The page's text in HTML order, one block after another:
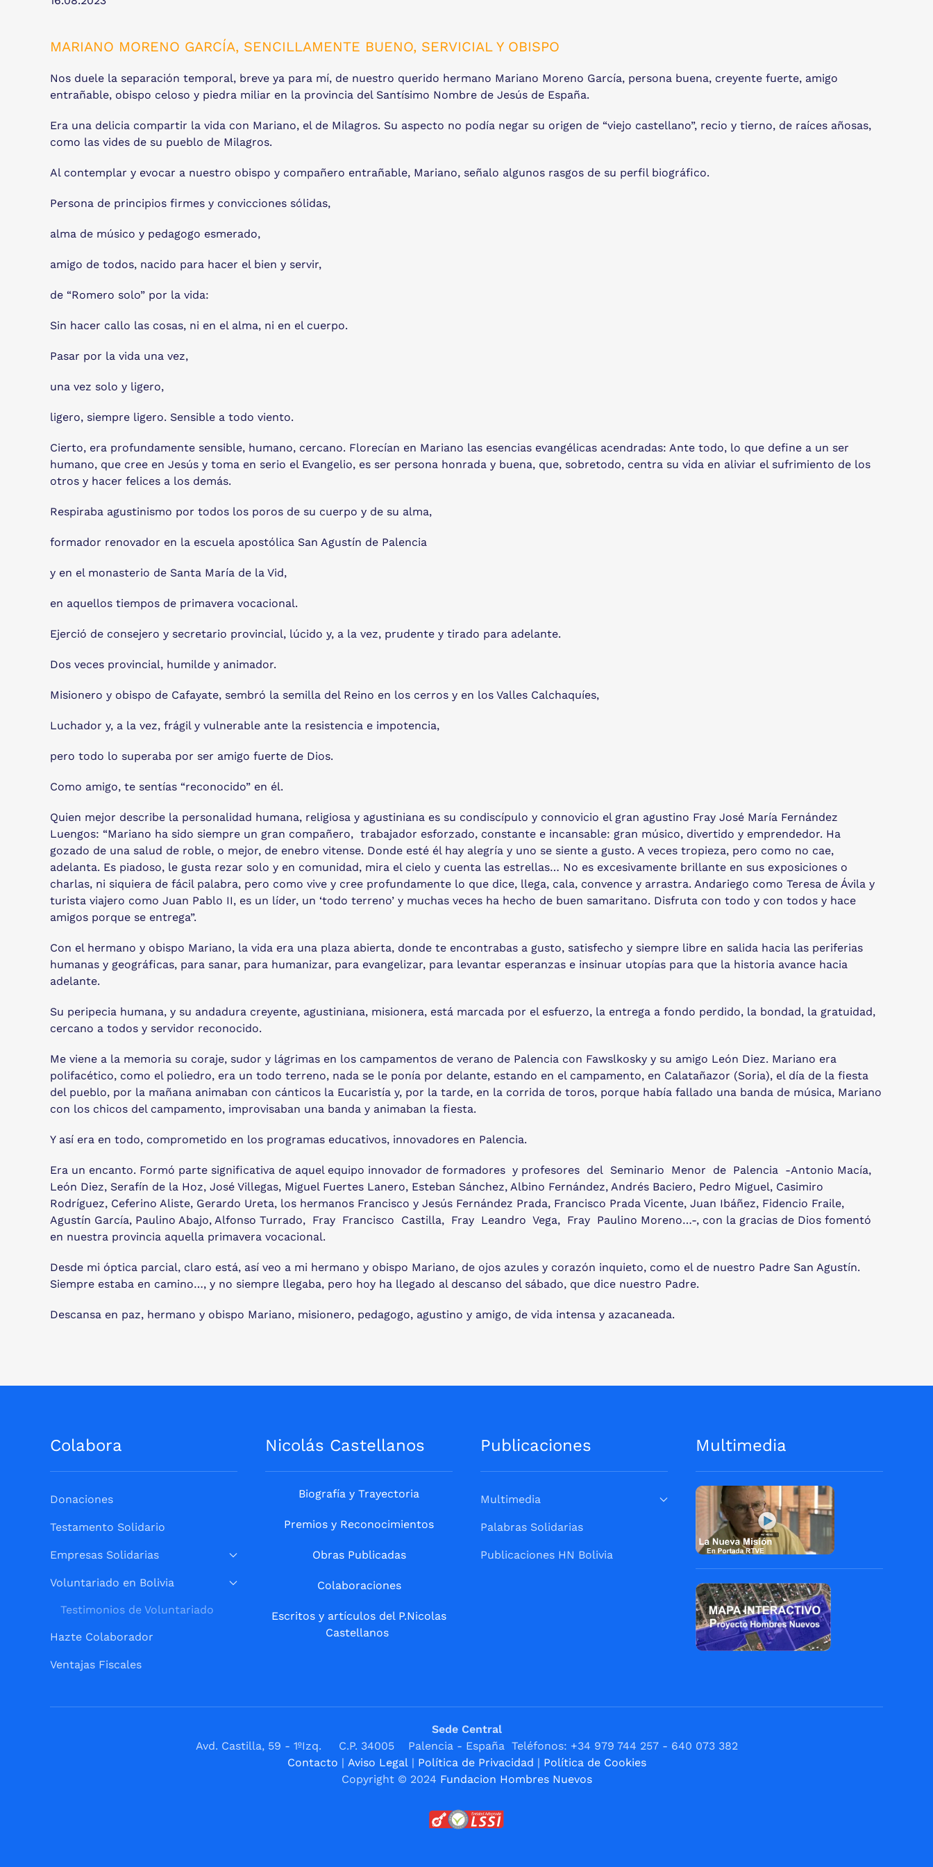
MARIANO MORENO GARCÍA, SENCILLAMENTE BUENO, SERVICIAL Y OBISPO
Nos duele la separación temporal, breve ya para mí, de nuestro querido hermano Mariano Moreno García, persona buena, creyente fuerte, amigo
entrañable, obispo celoso y piedra miliar en la provincia del Santísimo Nombre de Jesús de España.
Era una delicia compartir la vida con Mariano, el de Milagros. Su aspecto no podía negar su origen de “viejo castellano”, recio y tierno, de raíces añosas,
como las vides de su pueblo de Milagros.
Al contemplar y evocar a nuestro obispo y compañero entrañable, Mariano, señalo algunos rasgos de su perfil biográfico.
Persona de principios firmes y convicciones sólidas,
alma de músico y pedagogo esmerado,
amigo de todos, nacido para hacer el bien y servir,
de “Romero solo” por la vida:
Sin hacer callo las cosas, ni en el alma, ni en el cuerpo.
Pasar por la vida una vez,
una vez solo y ligero,
ligero, siempre ligero. Sensible a todo viento.
Cierto, era profundamente sensible, humano, cercano. Florecían en Mariano las esencias evangélicas acendradas: Ante todo, lo que define a un ser
humano, que cree en Jesús y toma en serio el Evangelio, es ser persona honrada y buena, que, sobretodo, centra su vida en aliviar el sufrimiento de los
otros y hacer felices a los demás.
Respiraba agustinismo por todos los poros de su cuerpo y de su alma,
formador renovador en la escuela apostólica San Agustín de Palencia
y en el monasterio de Santa María de la Vid,
en aquellos tiempos de primavera vocacional.
Ejerció de consejero y secretario provincial, lúcido y, a la vez, prudente y tirado para adelante.
Dos veces provincial, humilde y animador.
Misionero y obispo de Cafayate, sembró la semilla del Reino en los cerros y en los Valles Calchaquíes,
Luchador y, a la vez, frágil y vulnerable ante la resistencia e impotencia,
pero todo lo superaba por ser amigo fuerte de Dios.
Como amigo, te sentías “reconocido” en él.
Quien mejor describe la personalidad humana, religiosa y agustiniana es su condiscípulo y connovicio el gran agustino Fray José María Fernández
Luengos: “Mariano ha sido siempre un gran compañero, trabajador esforzado, constante e incansable: gran músico, divertido y emprendedor. Ha
gozado de una salud de roble, o mejor, de enebro vitense. Donde esté él hay alegría y uno se siente a gusto. A veces tropieza, pero como no cae,
adelanta. Es piadoso, le gusta rezar solo y en comunidad, mira el cielo y cuenta las estrellas… No es excesivamente brillante en sus exposiciones o
charlas, ni siquiera de fácil palabra, pero como vive y cree profundamente lo que dice, llega, cala, convence y arrastra. Andariego como Teresa de Ávila y
turista viajero como Juan Pablo II, es un líder, un ‘todo terreno’ y muchas veces ha hecho de buen samaritano. Disfruta con todo y con todos y hace
amigos porque se entrega”.
Con el hermano y obispo Mariano, la vida era una plaza abierta, donde te encontrabas a gusto, satisfecho y siempre libre en salida hacia las periferias
humanas y geográficas, para sanar, para humanizar, para evangelizar, para levantar esperanzas e insinuar utopías para que la historia avance hacia
adelante.
Su peripecia humana, y su andadura creyente, agustiniana, misionera, está marcada por el esfuerzo, la entrega a fondo perdido, la bondad, la gratuidad,
cercano a todos y servidor reconocido.
Me viene a la memoria su coraje, sudor y lágrimas en los campamentos de verano de Palencia con Fawslkosky y su amigo León Diez. Mariano era
polifacético, como el poliedro, era un todo terreno, nada se le ponía por delante, estando en el campamento, en Calatañazor (Soria), el día de la fiesta
del pueblo, por la mañana animaban con cánticos la Eucaristía y, por la tarde, en la corrida de toros, porque había fallado una banda de música, Mariano
con los chicos del campamento, improvisaban una banda y animaban la fiesta.
Y así era en todo, comprometido en los programas educativos, innovadores en Palencia.
Era un encanto. Formó parte significativa de aquel equipo innovador de formadores y profesores del Seminario Menor de Palencia -Antonio Macía,
León Diez, Serafín de la Hoz, José Villegas, Miguel Fuertes Lanero, Esteban Sánchez, Albino Fernández, Andrés Baciero, Pedro Miguel, Casimiro
Rodríguez, Ceferino Aliste, Gerardo Ureta, los hermanos Francisco y Jesús Fernández Prada, Francisco Prada Vicente, Juan Ibáñez, Fidencio Fraile,
Agustín García, Paulino Abajo, Alfonso Turrado, Fray Francisco Castilla, Fray Leandro Vega, Fray Paulino Moreno…-, con la gracias de Dios fomentó
en nuestra provincia aquella primavera vocacional.
Desde mi óptica parcial, claro está, así veo a mi hermano y obispo Mariano, de ojos azules y corazón inquieto, como el de nuestro Padre San Agustín.
Siempre estaba en camino…, y no siempre llegaba, pero hoy ha llegado al descanso del sábado, que dice nuestro Padre.
Descansa en paz, hermano y obispo Mariano, misionero, pedagogo, agustino y amigo, de vida intensa y azacaneada.
Colabora
Donaciones
Testamento Solidario
Empresas Solidarias
Voluntariado en Bolivia
Testimonios de Voluntariado
Hazte Colaborador
Ventajas Fiscales
Nicolás Castellanos
Biografía y Trayectoria
Premios y Reconocimientos
Obras Publicadas
Colaboraciones
Escritos y artículos del P.Nicolas
Castellanos
Publicaciones
Multimedia
Palabras Solidarias
Publicaciones HN Bolivia
Multimedia
Sede Central
Avd. Castilla, 59 - 1ºIzq. C.P. 34005 Palencia - España Teléfonos: +34 979 744 257 - 640 073 382
Contacto | Aviso Legal | Política de Privacidad | Política de Cookies
Copyright © 2024 Fundacion Hombres Nuevos